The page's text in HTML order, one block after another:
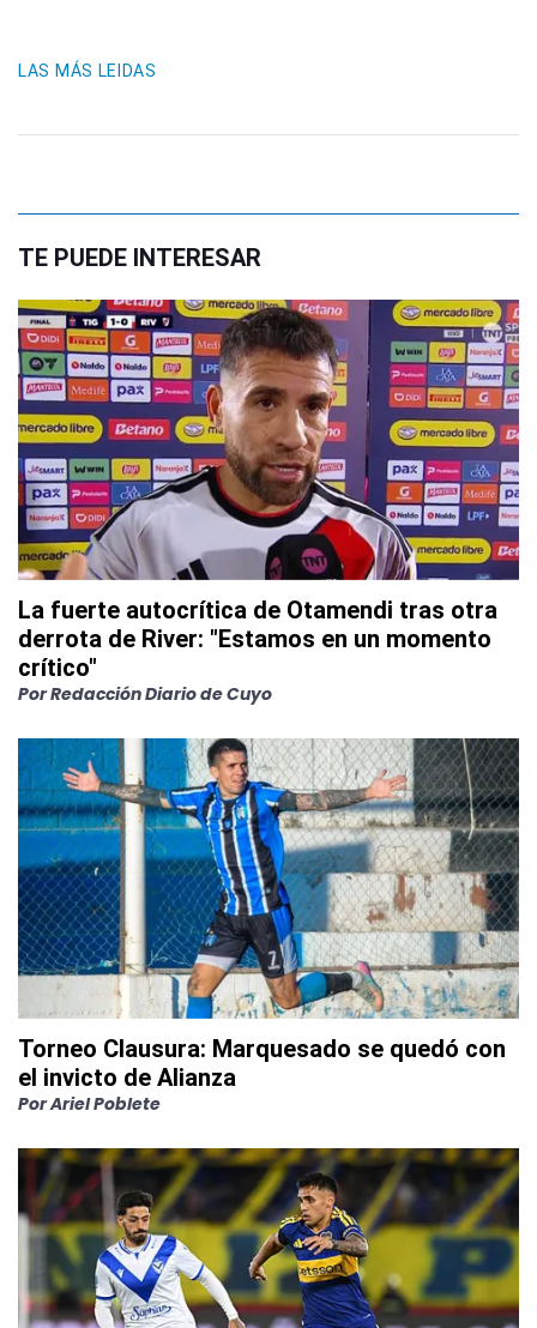
LAS MÁS LEIDAS
TE PUEDE INTERESAR
La fuerte autocrítica de Otamendi tras otra
derrota de River: "Estamos en un momento
crítico"
PorRedacción Diario de Cuyo
Torneo Clausura: Marquesado se quedó con
el invicto de Alianza
PorAriel Poblete